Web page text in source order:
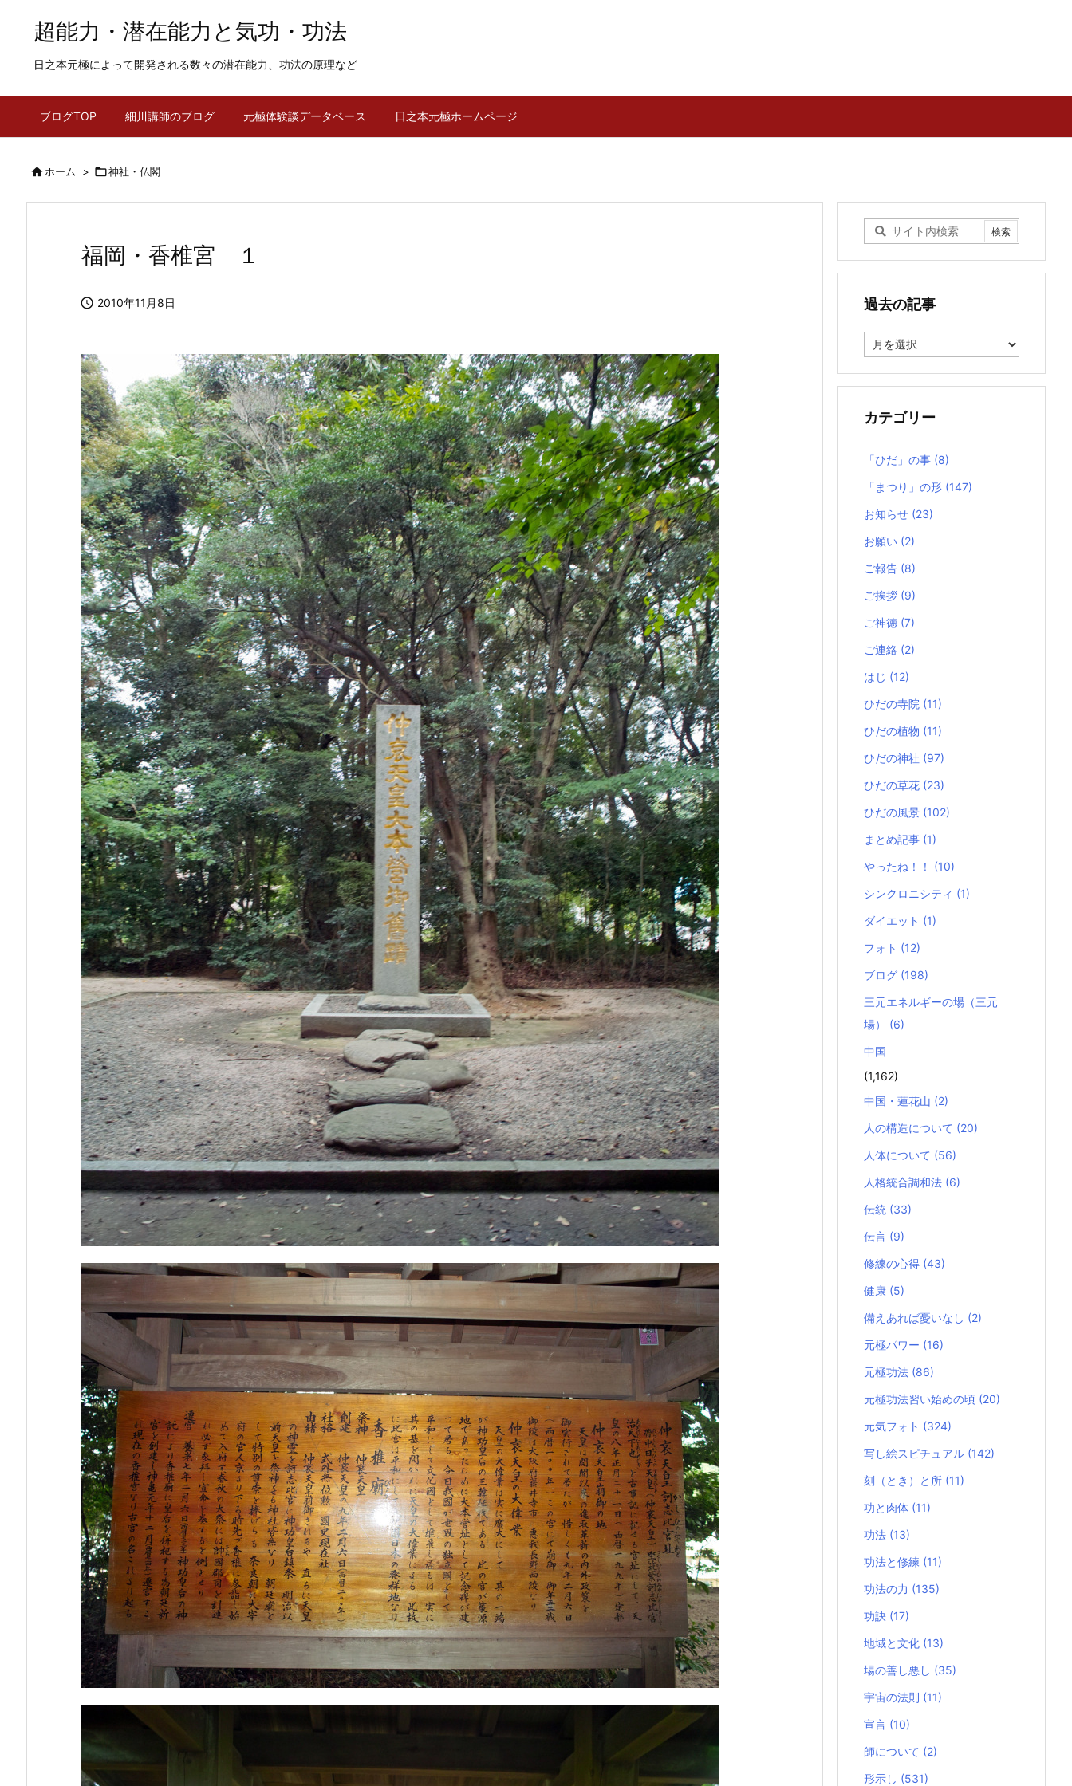
超能力・潜在能力と気功・功法
日之本元極によって開発される数々の潜在能力、功法の原理など
ブログTOP 細川講師のブログ 元極体験談データベース 日之本元極ホームページ
ホーム > 神社・仏閣
福岡・香椎宮 １
 2010年11月8日 過去の記事
去
記
カテゴリー
「ひだ」の事 (8)
「まつり」の形 (147)
お知らせ (23)
お願い (2)
ご報告 (8)
ご挨拶 (9)
ご神徳 (7)
ご連絡 (2)
はじ (12)
ひだの寺院 (11)
ひだの植物 (11)
ひだの神社 (97)
ひだの草花 (23)
ひだの風景 (102)
まとめ記事 (1)
やったね！！ (10)
シンクロニシティ (1)
ダイエット (1)
フォト (12)
ブログ (198)
三元エネルギーの場（三元
場） (6)
中国
(1,162)
中国・蓮花山 (2)
人の構造について (20)
人体について (56)
人格統合調和法 (6)
伝統 (33)
伝言 (9)
修練の心得 (43)
健康 (5)
備えあれば憂いなし (2)
元極パワー (16)
元極功法 (86)
元極功法習い始めの頃 (20)
元気フォト (324)
写し絵スピチュアル (142)
刻（とき）と所 (11)
功と肉体 (11)
功法 (13)
功法と修練 (11)
功法の力 (135)
功訣 (17)
地域と文化 (13)
場の善し悪し (35)
宇宙の法則 (11)
宣言 (10)
師について (2)
形示し (531)